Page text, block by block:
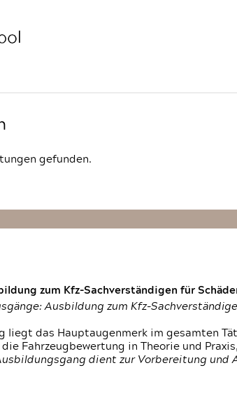
gefunden.
zum Kfz-Sachverständigen für
Ausbildung zum Kfz-
liegt das Hauptaugenmerk im gesamten
Fahrzeugbewertung in Theorie und
dient zur Vorbereitung